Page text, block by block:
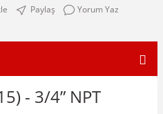
Paylaş Yorum Yaz
- 3/4” NPT